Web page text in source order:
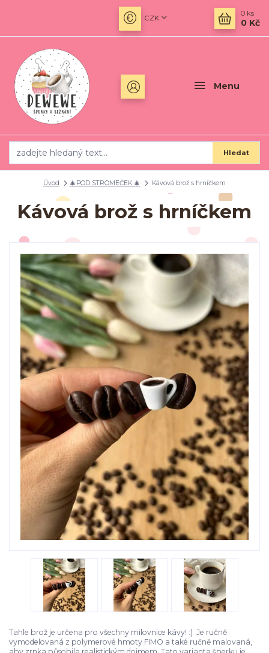
Menu
CZK
Hledat
0 ks
0 Kč
Úvod 🎄POD STROMEČEK 🎄 Kávová brož s hrníčkem
Kávová brož s hrníčkem
Tahle brož je určena pro všechny milovnice kávy! :) Je ručně
vymodelovaná z polymerové hmoty FIMO a také ručně malovaná,